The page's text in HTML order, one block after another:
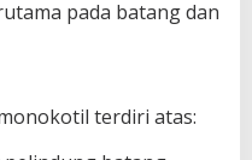
pada batang dan
terdiri atas: